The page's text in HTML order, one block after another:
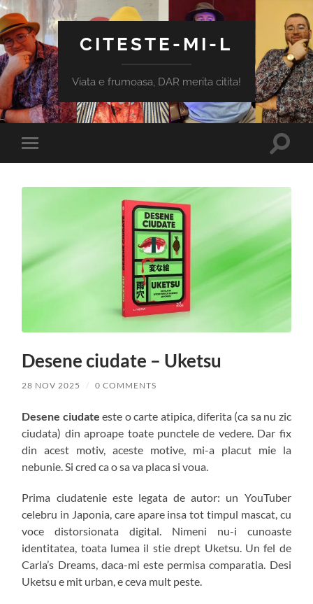
CITESTE-MI-L
Viata e frumoasa, DAR merita citita!
Toggle
mobile
Toggle
Desene ciudate – Uketsu
28 NOV 2025 / 0 COMMENTS
Desene ciudate este o carte atipica, diferita (ca sa nu zic
ciudata) din aproape toate punctele de vedere. Dar fix
din acest motiv, aceste motive, mi-a placut mie la
nebunie. Si cred ca o sa va placa si voua.
Prima ciudatenie este legata de autor: un YouTuber
celebru in Japonia, care apare insa tot timpul mascat, cu
voce distorsionata digital. Nimeni nu-i cunoaste
identitatea, toata lumea il stie drept Uketsu. Un fel de
Carla’s Dreams, daca-mi este permisa comparatia. Desi
Uketsu e mit urban, e ceva mult peste.